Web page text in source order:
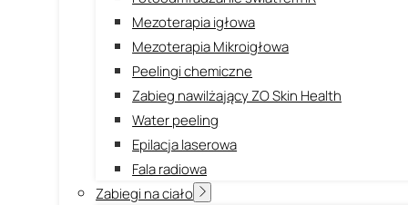
Mezoterapia igłowa
Mezoterapia Mikroigłowa
Peelingi chemiczne
Zabieg nawilżający ZO Skin Health
Water peeling
Epilacja laserowa
Fala radiowa
Zabiegi na ciało